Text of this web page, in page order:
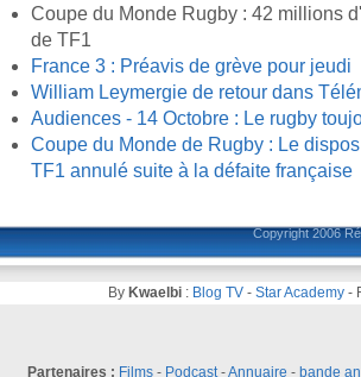
Coupe du Monde Rugby : 42 millions
de TF1
France 3 : Préavis de grève pour jeudi
William Leymergie de retour dans
Audiences - 14 Octobre : Le rugby
Coupe du Monde de Rugby : Le
TF1 annulé suite à la défaite française
Copyright 2006
By Kwaelbi: Blog TV- Star Academy-
Partenaires : Films- Podcast-Annuaire - bande